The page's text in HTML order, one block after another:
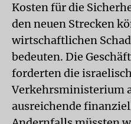
Kosten für die
den neuen Strecken
wirtschaftlichen
bedeuten. Die
forderten die
Verkehrsministerium
ausreichende